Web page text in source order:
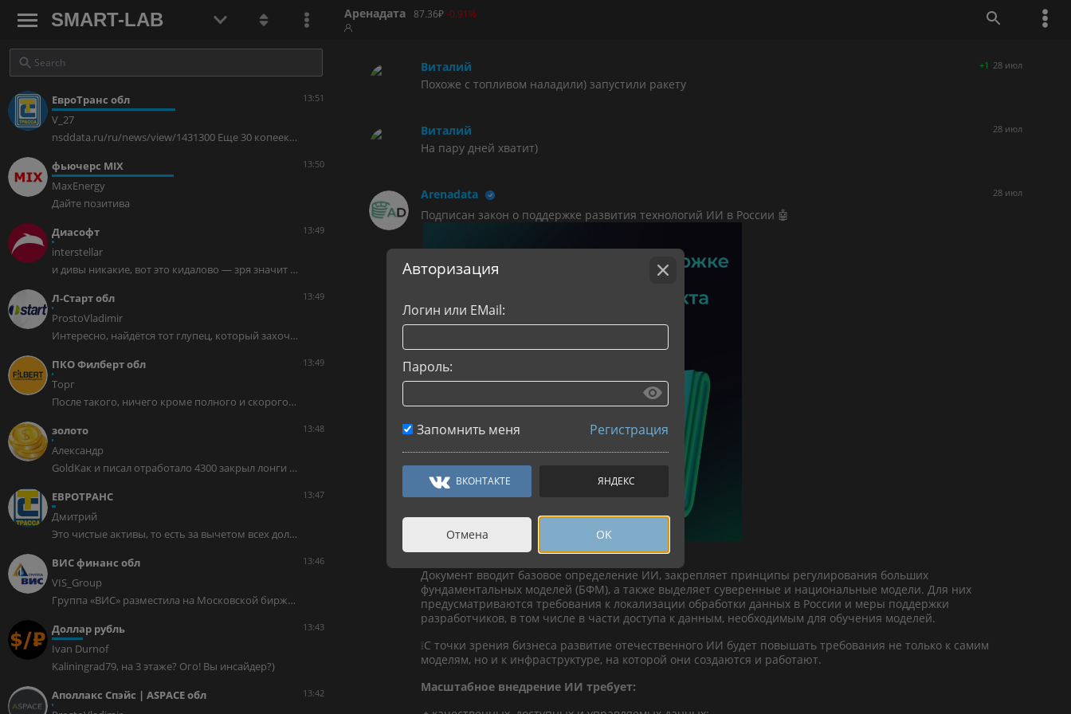
SMART-LAB Аренадата 87.36₽-0.91%
ЕвроТранс обл
V_27
nsddata.ru/ru/news/view/1431300 Еще 30 копеек… хорошо, что платят конечно, но что за суммы то
13:51
фьючерс MIX
MaxEnergy
Дайте позитива
13:50
Диасофт
interstellar
и дивы никакие, вот это кидалово — зря значит вчера выросли, замануха была
13:49
Л-Старт обл
ProstoVladimir
Интересно, найдётся тот глупец, который захочет закупится бумагой по 1000 рублей? 😂🤣😆
13:49
ПКО Филберт обл
Торг
После такого, ничего кроме полного и скорого банкротства, пожелать не могу. Скрин чата поддержки Альфа инвестиций
13:49
золото
Александр
GoldКак и писал отработало 4300 закрыл лонги от 4000 Авто-репост. Читать в блоге >>>
13:48
ЕВРОТРАНС
Дмитрий
Это чистые активы, то есть за вычетом всех долгов с процентами. быстро продать и погасить все долги. Как думаете, почему это не делают? Зачем? Если так рассуждать, тогда и занимать незачем (: Там что-то мутное. Или от банков какой-то хитрожопый завёлся или кто-то из управленцев задумал спиздить и свалить.
13:47
ВИС финанс обл
VIS_Group
Группа «ВИС» разместила на Московской бирже облигации на 2 млрд руб.6 августа Группа «ВИС» завершила размещение биржевых облигаций серии БО-П14 общим объёмом 2 млрд руб. Привлечённые средства будут направлены на финансирование инфраструктурных проектов и обеспечение текущей операционной деятельности холдинга. Размещение состоялось по номинальной стоимости 1000 рублей за облигацию. Выпуск предусматривает фиксированную купонную ставку 16,75% годовых с ежемесячной выплатой купонного дохода и сроком обращения 2,5 года. Организаторами выпуска выступили ИБ «Синара», Совкомбанк и Т-Банк. Поручителем по выпуску традиционно является Группа «ВИС» (АО). В 2026 году кредитоспособность холдинга подтверждена рейтингами ведущих российских рейтинговых агентств: AA-.ru от НКР и ruA+ от «Эксперт РА». Не является индивидуальной инвестиционной рекомендацией. Авто-репост. Читать в блоге >>>
13:46
Доллар рубль
Ivan Durnof
Kaliningrad79, на 3 этаже? Ого! Вы инсайдер?)
13:43
Аполлакс Спэйс | ASPACE обл
13:42
Виталий
Похоже с топливом наладили) запустили ракету
28 июл
+1
Виталий
На пару дней хватит)
28 июл
Arenadata
Подписан закон о поддержке развития технологий ИИ в России 🤖
Документ вводит базовое определение ИИ, закрепляет принципы регулирования больших
фундаментальных моделей (БФМ), а также выделяет суверенные и национальные модели. Для них
предусматриваются требования к локализации обработки данных в России и меры поддержки
разработчиков, в том числе в части доступа к данным, необходимым для обучения моделей.
❕С точки зрения бизнеса развитие отечественного ИИ будет повышать требования не только к самим
моделям, но и к инфраструктуре, на которой они создаются и работают.
Масштабное внедрение ИИ требует:
28 июл
Авторизация
Логин или EMail:
Пароль:
Регистрация
Запомнить меня
ВКОНТАКТЕ ЯНДЕКС
Отмена OK